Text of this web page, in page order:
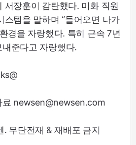
서장훈이 감탄했다. 미화 직원
스템을 말하며 “들어오면 나가
경을 자랑했다. 특히 근속 7년
준다고 자랑했다.
료 newsen@newsen.com
무단전재 & 재배포 금지